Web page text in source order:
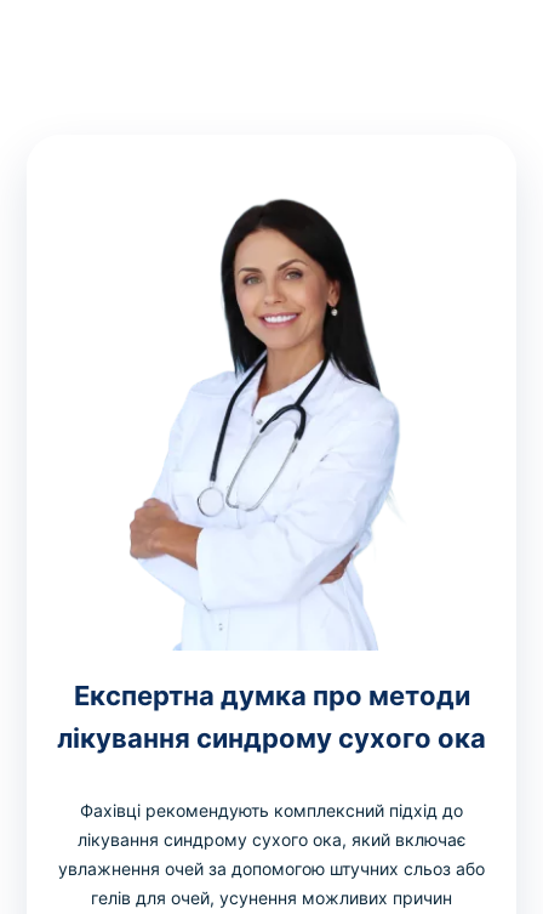
Експертна думка про методи
лікування синдрому сухого ока
Фахівці рекомендують комплексний підхід до
лікування синдрому сухого ока, який включає
увлажнення очей за допомогою штучних сльоз або
гелів для очей, усунення можливих причин